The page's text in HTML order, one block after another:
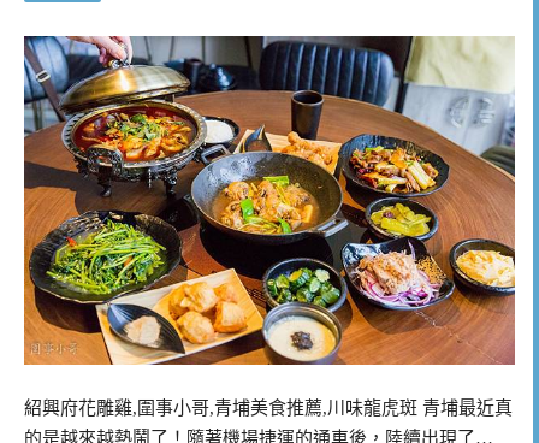
紹興府花雕雞,圍事小哥,青埔美食推薦,川味龍虎斑 青埔最近真
的是越來越熱鬧了！隨著機場捷運的通車後，陸續出現了…